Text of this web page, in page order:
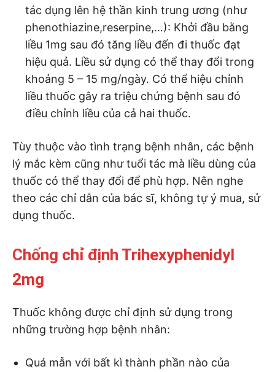
tác dụng lên hệ thần kinh trung ương (như
phenothiazine,reserpine,…): Khởi đầu bằng
liều 1mg sau đó tăng liều đến đi thuốc đạt
hiệu quả. Liều sử dụng có thể thay đổi trong
khoảng 5 – 15 mg/ngày. Có thể hiệu chỉnh
liều thuốc gây ra triệu chứng bệnh sau đó
điều chỉnh liều của cả hai thuốc.
Tùy thuộc vào tình trạng bệnh nhân, các bệnh
lý mắc kèm cũng như tuổi tác mà liều dùng của
thuốc có thể thay đổi để phù hợp. Nên nghe
theo các chỉ dẫn của bác sĩ, không tự ý mua, sử
dụng thuốc.
Chống chỉ định Trihexyphenidyl
2mg
Thuốc không được chỉ định sử dụng trong
những trường hợp bệnh nhân:
Quá mẫn với bất kì thành phần nào của